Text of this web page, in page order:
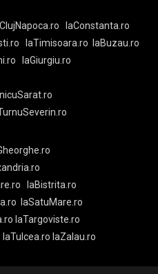
laConstanta.ro
laTimisoara.ro
laBuzau.ro
laGiurgiu.ro
laBistrita.ro
laSatuMare.ro
laTargoviste.ro
laTulcea.ro laZalau.ro